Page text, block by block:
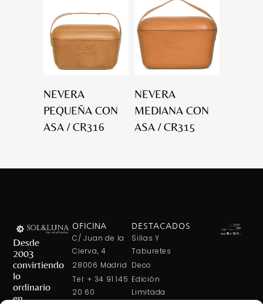
NEVERA
PEQUEÑA CON
ASA / CR316
NEVERA
MEDIANA CON
ASA / CR315
Desde
2003
convirtiendo
lo
ordinario
en
OFICINA
C/ Juan de la
Cierva, 4
28006 Madrid
Tel: + 34 91 145
20 60
DESTACADOS
Sillas Y
Taburetes
Deco
Edición
Limitada